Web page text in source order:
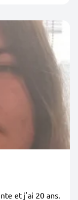
et j'ai 20 ans.